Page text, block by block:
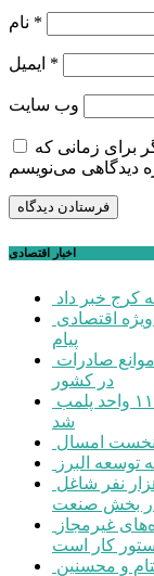
*
*
وب‌ سایت
برای زمانی که
اخبار اقتصادی
کرج خبر داد
پیام
در کشور
شد
توسعه البرز
بخش صنعت
کار است